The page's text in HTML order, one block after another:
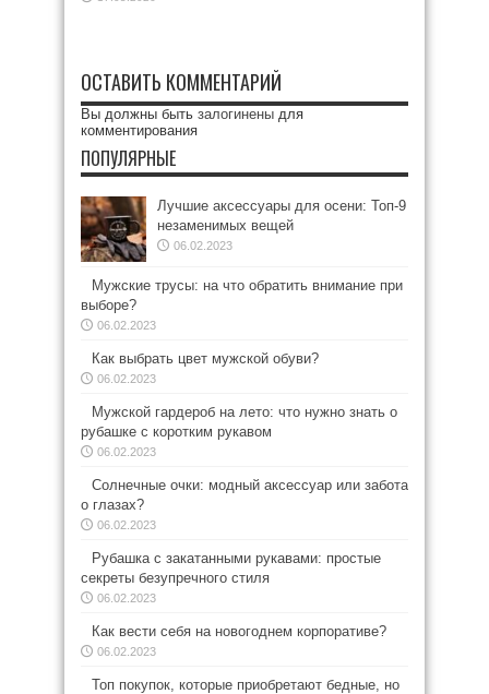
ОСТАВИТЬ КОММЕНТАРИЙ
Вы должны быть залогинены для
комментирования
ПОПУЛЯРНЫЕ
Лучшие аксессуары для осени: Топ-9
незаменимых вещей
06.02.2023
Мужские трусы: на что обратить внимание при
выборе?
06.02.2023
Как выбрать цвет мужской обуви?
06.02.2023
Мужской гардероб на лето: что нужно знать о
рубашке с коротким рукавом
06.02.2023
Солнечные очки: модный аксессуар или забота
о глазах?
06.02.2023
Рубашка с закатанными рукавами: простые
секреты безупречного стиля
06.02.2023
Как вести себя на новогоднем корпоративе?
06.02.2023
Топ покупок, которые приобретают бедные, но